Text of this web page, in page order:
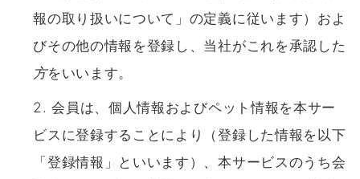
報の取り扱いについて」の定義に従います）およ
びその他の情報を登録し、当社がこれを承認した
方をいいます。
会員は、個人情報およびペット情報を本サー
ビスに登録することにより（登録した情報を以下
「登録情報」といいます）、本サービスのうち会